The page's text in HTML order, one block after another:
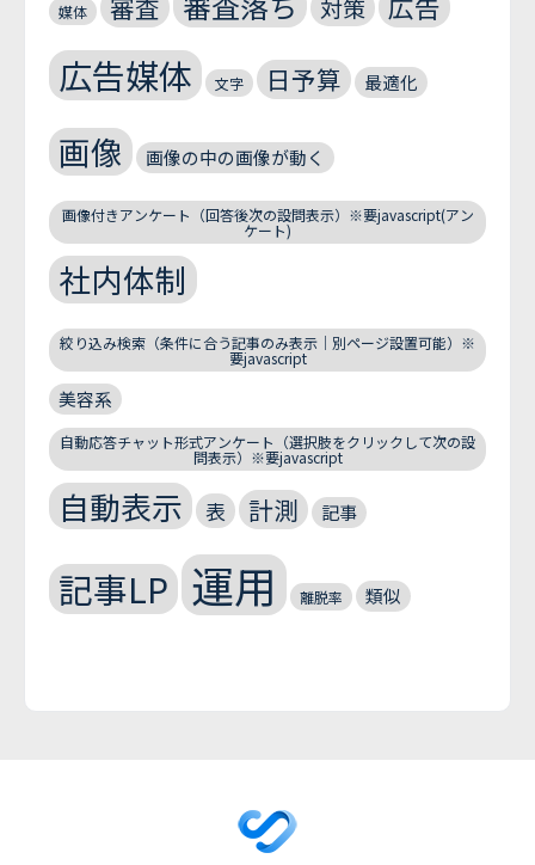
媒体 審査 対策
広告媒体 文字 日予算 最適化
画像 画像の中の画像が動く
画像付きアンケート（回答後次の設問表示）※要javascript(アン
ケート)
社内体制
絞り込み検索（条件に合う記事のみ表示｜別ページ設置可能）※
要javascript
美容系
自動応答チャット形式アンケート（選択肢をクリックして次の設
問表示）※要javascript
自動表示 表 計測 記事
記事LP 運用 離脱率 類似